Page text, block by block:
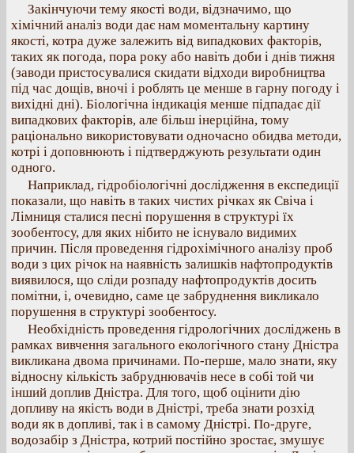
Закінчуючи тему якості води, відзначимо, що
хімічний аналіз води дає нам моментальну картину
якості, котра дуже залежить від випадкових факторів,
таких як погода, пора року або навіть доби і днів тижня
(заводи пристосувалися скидати відходи виробництва
під час дощів, вночі і роблять це менше в гарну погоду і
вихідні дні). Біологічна індикація менше підпадає дії
випадкових факторів, але більш інерційна, тому
раціонально використовувати одночасно обидва методи,
котрі і доповнюють і підтверджують результати один
одного.
Наприклад, гідробіологічні дослідження в експедиції
показали, що навіть в таких чистих річках як Свіча і
Лімниця сталися песні порушення в структурі їх
зообентосу, для яких нібито не існувало видимих
причин. Після проведення гідрохімічного аналізу проб
води з цих річок на наявність залишків нафтопродуктів
виявилося, що сліди розпаду нафтопродуктів досить
помітни, і, очевидно, саме це забруднення викликало
порушення в структурі зообентосу.
Необхідність проведення гідрологічних досліджень в
рамках вивчення загального екологічного стану Дністра
викликана двома причинами. По-перше, мало знати, яку
відносну кількість забруднювачів несе в собі той чи
інший доплив Дністра. Для того, щоб оцінити дію
допливу на якість води в Дністрі, треба знати розхід
води як в допливі, так і в самому Дністрі. По-друге,
водозабір з Дністра, котрий постійно зростає, змушує